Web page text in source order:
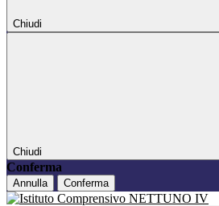
Chiudi
Chiudi
Conferma
Annulla Conferma